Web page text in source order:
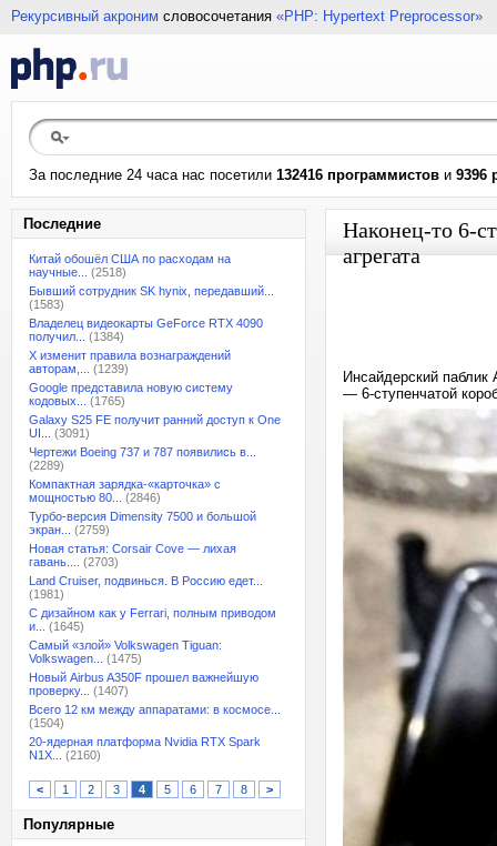
Рекурсивный акроним словосочетания «PHP: Hypertext Preprocessor»
За последние 24 часа нас посетили 132416 программистов и 9396
Последние
Китай обошёл США по расходам на
научные...
(2518)
Бывший сотрудник SK hynix, передавший...
(1583)
Владелец видеокарты GeForce RTX 4090
получил...
(1384)
X изменит правила вознаграждений
авторам,...
(1239)
Google представила новую систему
кодовых...
(1765)
Galaxy S25 FE получит ранний доступ к One
UI...
(3091)
Чертежи Boeing 737 и 787 появились в...
(2289)
Компактная зарядка-«карточка» с
мощностью 80...
(2846)
Турбо-версия Dimensity 7500 и большой
экран...
(2759)
Новая статья: Corsair Cove — лихая
гавань....
(2703)
Land Cruiser, подвинься. В Россию едет...
(1981)
С дизайном как у Ferrari, полным приводом
и...
(1645)
Самый «злой» Volkswagen Tiguan:
Volkswagen...
(1475)
Новый Airbus A350F прошел важнейшую
проверку...
(1407)
Всего 12 км между аппаратами: в космосе...
(1504)
20-ядерная платформа Nvidia RTX Spark
N1X...
(2160)
< 1 2 3 4 5 6 7 8 >
Популярные
Наконец-то 6-
агрегата
Инсайдерский паблик
— 6-ступенчатой